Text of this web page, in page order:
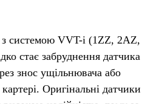
з системою VVT-i (1ZZ, 2AZ,
стає забруднення датчика
знос ущільнювача або
Оригінальні датчики